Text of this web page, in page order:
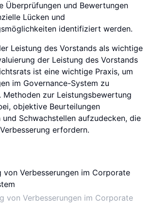
Überprüfungen und Bewertungen
Lücken und
identifiziert werden.
Leistung des Vorstands als wichtige
der Leistung des Vorstands
ist eine wichtige Praxis, um
im Governance-System zu
zur Leistungsbewertung
objektive Beurteilungen
und Schwachstellen aufzudecken, die
erfordern.
von Verbesserungen im Corporate